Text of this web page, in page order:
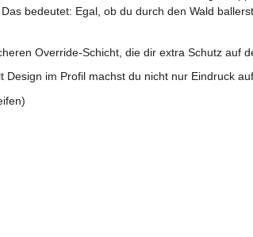
bedeutet: Egal, ob du durch den Wald
Override-Schicht, die dir extra Schutz auf
im Profil machst du nicht nur Eindruck